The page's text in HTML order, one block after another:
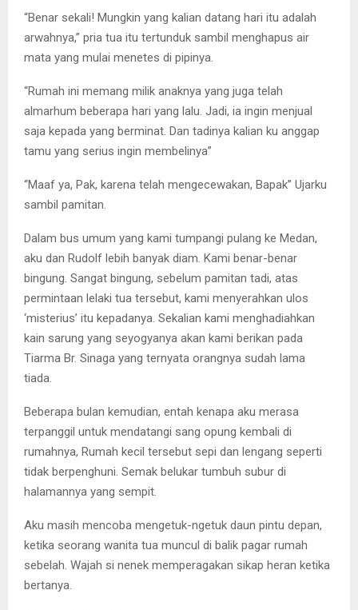
“Benar sekali! Mungkin yang kalian datang hari itu adalah
arwahnya,” pria tua itu tertunduk sambil menghapus air
mata yang mulai menetes di pipinya.
“Rumah ini memang milik anaknya yang juga telah
almarhum beberapa hari yang lalu. Jadi, ia ingin menjual
saja kepada yang berminat. Dan tadinya kalian ku anggap
tamu yang serius ingin membelinya”
“Maaf ya, Pak, karena telah mengecewakan, Bapak” Ujarku
sambil pamitan.
Dalam bus umum yang kami tumpangi pulang ke Medan,
aku dan Rudolf lebih banyak diam. Kami benar-benar
bingung. Sangat bingung, sebelum pamitan tadi, atas
permintaan lelaki tua tersebut, kami menyerahkan ulos
‘misterius’ itu kepadanya. Sekalian kami menghadiahkan
kain sarung yang seyogyanya akan kami berikan pada
Tiarma Br. Sinaga yang ternyata orangnya sudah lama
tiada.
Beberapa bulan kemudian, entah kenapa aku merasa
terpanggil untuk mendatangi sang opung kembali di
rumahnya, Rumah kecil tersebut sepi dan lengang seperti
tidak berpenghuni. Semak belukar tumbuh subur di
halamannya yang sempit.
Aku masih mencoba mengetuk-ngetuk daun pintu depan,
ketika seorang wanita tua muncul di balik pagar rumah
sebelah. Wajah si nenek memperagakan sikap heran ketika
bertanya.